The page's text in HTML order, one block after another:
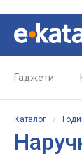
Гаджети
Каталог /